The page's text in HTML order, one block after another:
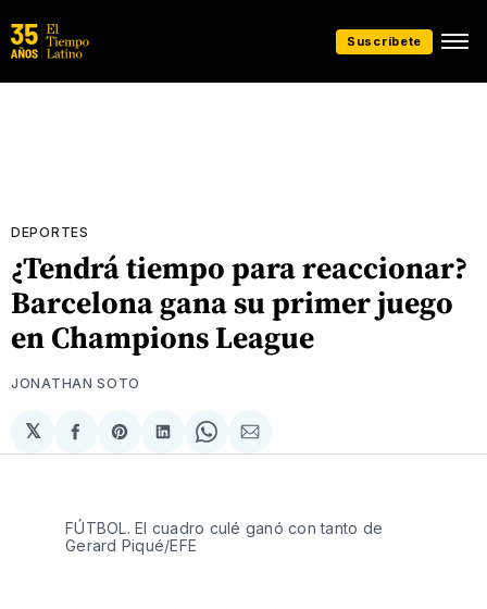
Suscríbete
DEPORTES
¿Tendrá tiempo para reaccionar?
Barcelona gana su primer juego
en Champions League
JONATHAN SOTO
𝕏
Compartir
en
Share
on
Compartir
en
Share
on
Compartir
via
FÚTBOL. El cuadro culé ganó con tanto de
Gerard Piqué/EFE